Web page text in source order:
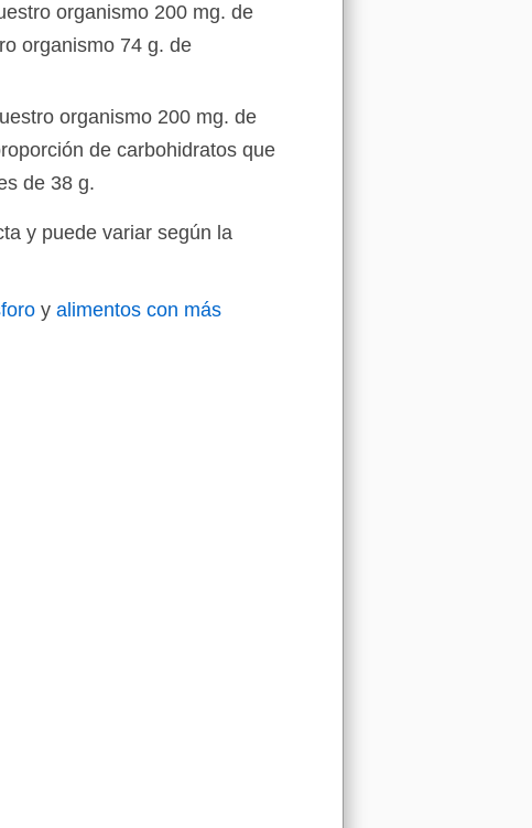
organismo 200 mg. de
organismo 74 g. de
organismo 200 mg. de
de carbohidratos que
de 38 g.
y puede variar según la
y alimentos con más